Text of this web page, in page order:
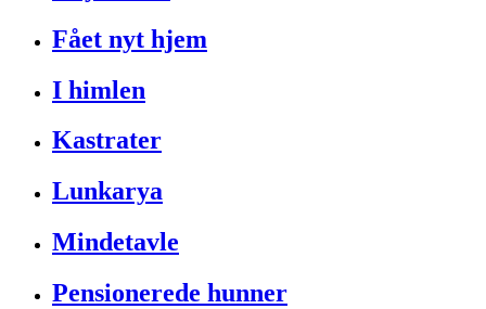
Fået nyt hjem
I himlen
Kastrater
Lunkarya
Mindetavle
Pensionerede hunner